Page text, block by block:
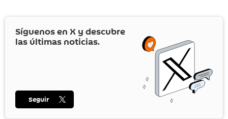
Síguenos en X y descubre
las últimas noticias.
Seguir